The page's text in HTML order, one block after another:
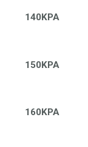
140KPA
150KPA
160KPA